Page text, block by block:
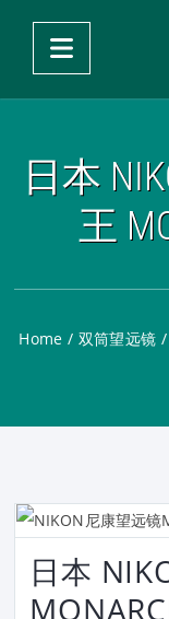
日本
王
Home / 双筒望远镜 /
日本